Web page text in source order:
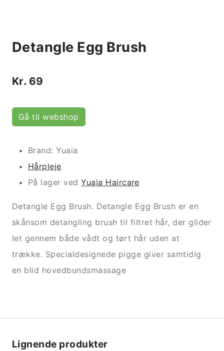
Detangle Egg Brush
Kr. 69
Gå til webshop
Brand: Yuaia
Hårpleje
På lager vedYuaia Haircare
Detangle Egg Brush. Detangle Egg Brush er en
skånsom detangling brush til filtret hår, der glider
let gennem både vådt og tørt hår uden at
trække. Specialdesignede pigge giver samtidig
en blid hovedbundsmassage
Lignende produkter